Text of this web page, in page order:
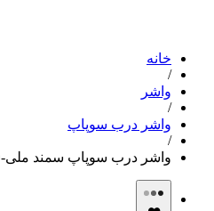
خانه
/
واشر
/
واشر درب سوپاپ
/
واشر درب سوپاپ سمند ملی-TPCO